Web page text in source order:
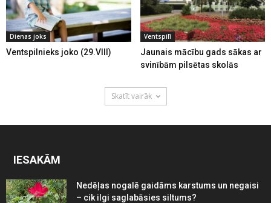
Dienas joks
Ventspilnieks joko (29.VIII)
Ventspilī
Jaunais mācību gads sākas ar
svinībām pilsētas skolās
Skatīt vairāk
IESAKĀM
Nedēļas nogalē gaidāms karstums un negaisi
– cik ilgi saglabāsies siltums?